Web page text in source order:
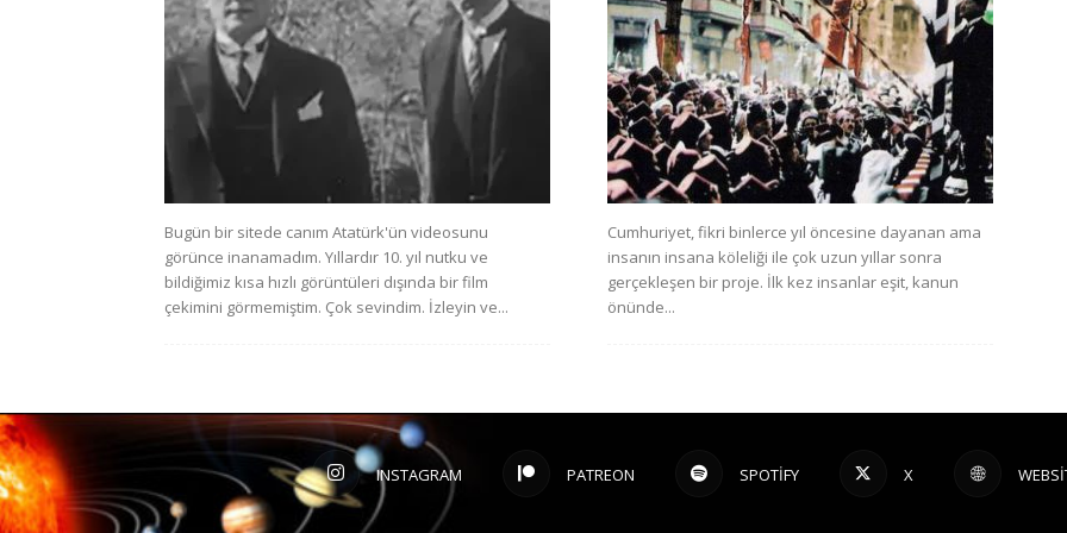
Bugün bir sitede canım Atatürk'ün videosunu
görünce inanamadım. Yıllardır 10. yıl nutku ve
bildiğimiz kısa hızlı görüntüleri dışında bir film
çekimini görmemiştim. Çok sevindim. İzleyin ve...
Cumhuriyet, fikri binlerce yıl öncesine dayanan ama
insanın insana köleliği ile çok uzun yıllar sonra
gerçekleşen bir proje. İlk kez insanlar eşit, kanun
önünde...
INSTAGRAM PATREON SPOTIFY X